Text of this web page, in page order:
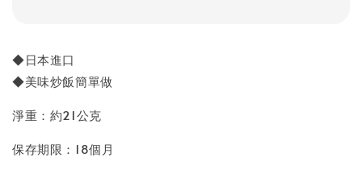
◆日本進口
◆美味炒飯簡單做
淨重：約21公克
保存期限：18個月